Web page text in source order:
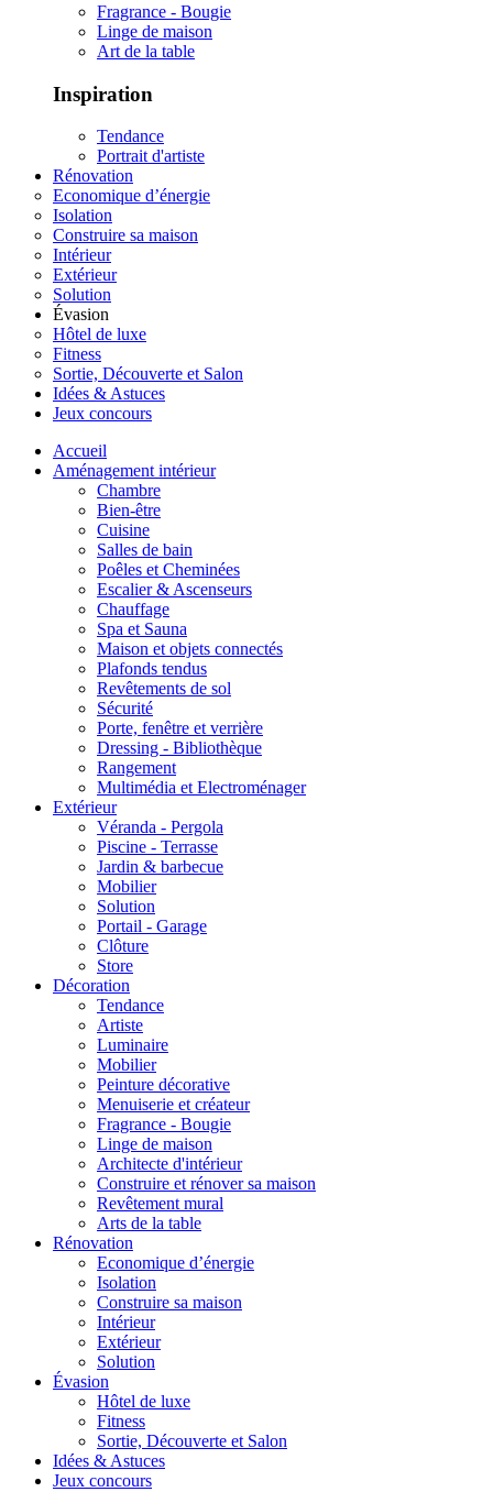
Fragrance - Bougie
Linge de maison
Art de la table
Inspiration
Tendance
Portrait d'artiste
Rénovation
Economique d’énergie
Isolation
Construire sa maison
Intérieur
Extérieur
Solution
Évasion
Hôtel de luxe
Fitness
Sortie, Découverte et Salon
Idées & Astuces
Jeux concours
Accueil
Aménagement intérieur
Chambre
Bien-être
Cuisine
Salles de bain
Poêles et Cheminées
Escalier & Ascenseurs
Chauffage
Spa et Sauna
Maison et objets connectés
Plafonds tendus
Revêtements de sol
Sécurité
Porte, fenêtre et verrière
Dressing - Bibliothèque
Rangement
Multimédia et Electroménager
Extérieur
Véranda - Pergola
Piscine - Terrasse
Jardin & barbecue
Mobilier
Solution
Portail - Garage
Clôture
Store
Décoration
Tendance
Artiste
Luminaire
Mobilier
Peinture décorative
Menuiserie et créateur
Fragrance - Bougie
Linge de maison
Architecte d'intérieur
Construire et rénover sa maison
Revêtement mural
Arts de la table
Rénovation
Economique d’énergie
Isolation
Construire sa maison
Intérieur
Extérieur
Solution
Évasion
Hôtel de luxe
Fitness
Sortie, Découverte et Salon
Idées & Astuces
Jeux concours